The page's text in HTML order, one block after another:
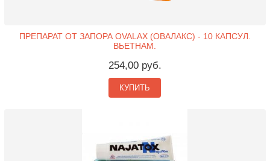
ПРЕПАРАТ ОТ ЗАПОРА OVALAX (ОВАЛАКС) - 10 КАПСУЛ.
ВЬЕТНАМ.
254,00 руб.
КУПИТЬ